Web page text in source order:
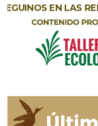
SEGUINOS EN LAS